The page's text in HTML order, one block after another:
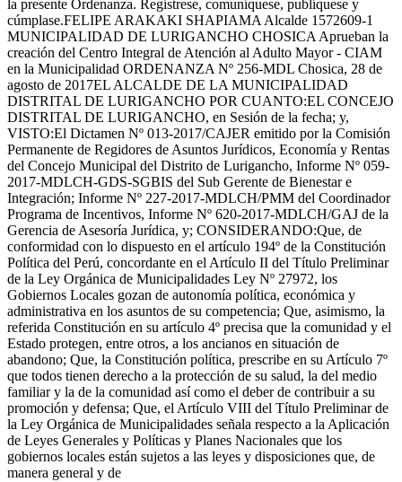
la presente Ordenanza. Regístrese, comuníquese, publíquese y
cúmplase.FELIPE ARAKAKI SHAPIAMA Alcalde 1572609-1
MUNICIPALIDAD DE LURIGANCHO CHOSICA Aprueban la
creación del Centro Integral de Atención al Adulto Mayor - CIAM
en la Municipalidad ORDENANZA Nº 256-MDL Chosica, 28 de
agosto de 2017EL ALCALDE DE LA MUNICIPALIDAD
DISTRITAL DE LURIGANCHO POR CUANTO:EL CONCEJO
DISTRITAL DE LURIGANCHO, en Sesión de la fecha; y,
VISTO:El Dictamen Nº 013-2017/CAJER emitido por la Comisión
Permanente de Regidores de Asuntos Jurídicos, Economía y Rentas
del Concejo Municipal del Distrito de Lurigancho, Informe Nº 059-
2017-MDLCH-GDS-SGBIS del Sub Gerente de Bienestar e
Integración; Informe Nº 227-2017-MDLCH/PMM del Coordinador
Programa de Incentivos, Informe Nº 620-2017-MDLCH/GAJ de la
Gerencia de Asesoría Jurídica, y; CONSIDERANDO:Que, de
conformidad con lo dispuesto en el artículo 194º de la Constitución
Política del Perú, concordante en el Artículo II del Título Preliminar
de la Ley Orgánica de Municipalidades Ley Nº 27972, los
Gobiernos Locales gozan de autonomía política, económica y
administrativa en los asuntos de su competencia; Que, asimismo, la
referida Constitución en su artículo 4º precisa que la comunidad y el
Estado protegen, entre otros, a los ancianos en situación de
abandono; Que, la Constitución política, prescribe en su Artículo 7º
que todos tienen derecho a la protección de su salud, la del medio
familiar y la de la comunidad así como el deber de contribuir a su
promoción y defensa; Que, el Artículo VIII del Título Preliminar de
la Ley Orgánica de Municipalidades señala respecto a la Aplicación
de Leyes Generales y Políticas y Planes Nacionales que los
gobiernos locales están sujetos a las leyes y disposiciones que, de
manera general y de